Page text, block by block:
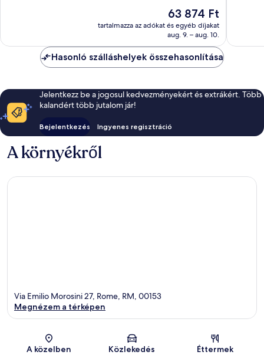
Az
ár
63 874 Ft
63 874 Ft
tartalmazza az adókat és egyéb díjakat
aug. 9. – aug. 10.
Hasonló szálláshelyek összehasonlítása
Jelentkezz be a jogosul kedvezményekért és extrákért. Több
kalandért több jutalom jár!
Bejelentkezés Ingyenes regisztráció
A környékről
Térkép
Via Emilio Morosini 27, Rome, RM, 00153
Megnézem a térképen
A közelben Közlekedés Éttermek